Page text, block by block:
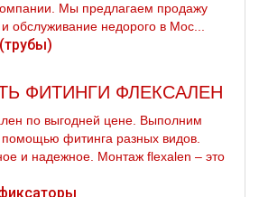
Мы предлагаем продажу
обслуживание недорого в Мос...
ФИТИНГИ ФЛЕКСАЛЕН
по выгодней цене. Выполним
фитинга разных видов.
и надежное. Монтаж flехalеn – это